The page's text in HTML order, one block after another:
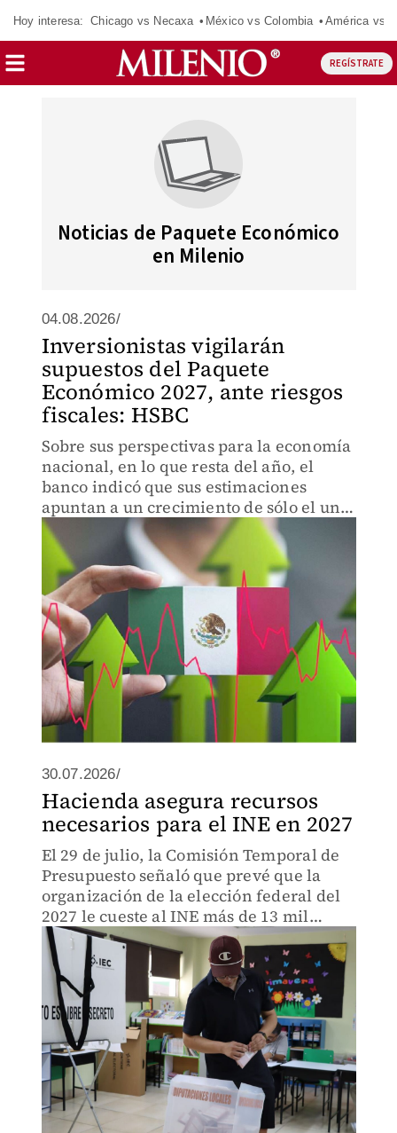
Hoy interesa: Chicago vs Necaxa México vs Colombia América vs
REGÍSTRATE
Noticias de Paquete Económico
en Milenio
04.08.2026/
Inversionistas vigilarán
supuestos del Paquete
Económico 2027, ante riesgos
fiscales: HSBC
Sobre sus perspectivas para la economía
nacional, en lo que resta del año, el
banco indicó que sus estimaciones
apuntan a un crecimiento de sólo el uno
por ciento para finales de 2026.
30.07.2026/
Hacienda asegura recursos
necesarios para el INE en 2027
El 29 de julio, la Comisión Temporal de
Presupuesto señaló que prevé que la
organización de la elección federal del
2027 le cueste al INE más de 13 mil
millones de pesos.